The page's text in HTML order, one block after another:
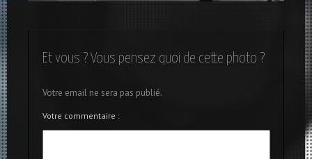
Et vous ? Vous pensez quoi de cette photo ?
Votre email ne sera pas publié.
Votre commentaire :